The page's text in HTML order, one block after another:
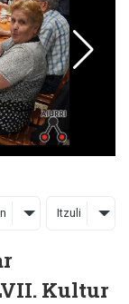
Itzuli
Kultur